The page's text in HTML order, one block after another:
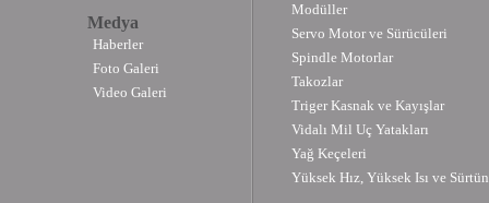
Medya
Haberler
Foto Galeri
Video Galeri
Modüller
Servo Motor ve Sürücüleri
Spindle Motorlar
Takozlar
Triger Kasnak ve Kayışlar
Vidalı Mil Uç Yatakları
Yağ Keçeleri
Yüksek Hız, Yüksek Isı ve